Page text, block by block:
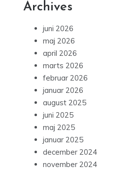
Archives
juni 2026
maj 2026
april 2026
marts 2026
februar 2026
januar 2026
august 2025
juni 2025
maj 2025
januar 2025
december 2024
november 2024